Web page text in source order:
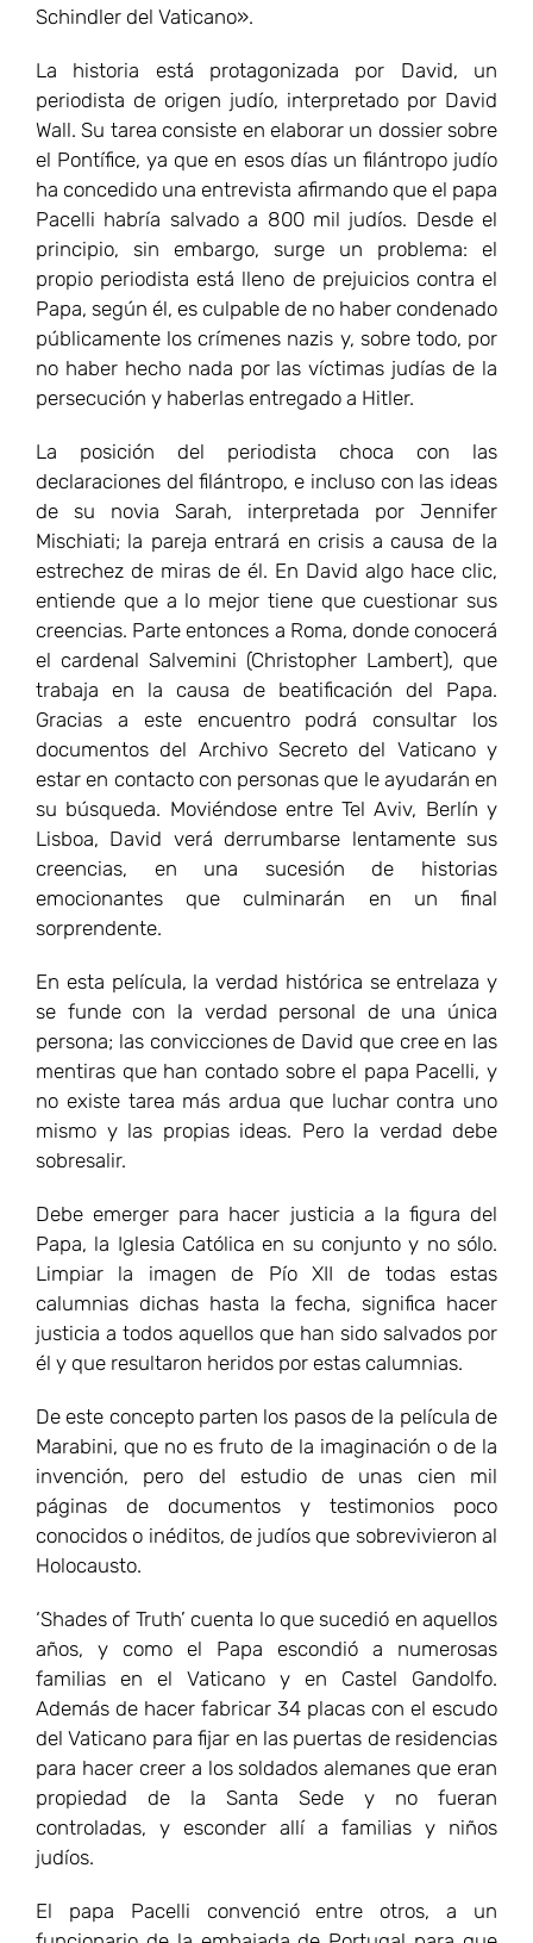
Schindler del Vaticano».
La historia está protagonizada por David, un
periodista de origen judío, interpretado por David
Wall. Su tarea consiste en elaborar un dossier sobre
el Pontífice, ya que en esos días un filántropo judío
ha concedido una entrevista afirmando que el papa
Pacelli habría salvado a 800 mil judíos. Desde el
principio, sin embargo, surge un problema: el
propio periodista está lleno de prejuicios contra el
Papa, según él, es culpable de no haber condenado
públicamente los crímenes nazis y, sobre todo, por
no haber hecho nada por las víctimas judías de la
persecución y haberlas entregado a Hitler.
La posición del periodista choca con las
declaraciones del filántropo, e incluso con las ideas
de su novia Sarah, interpretada por Jennifer
Mischiati; la pareja entrará en crisis a causa de la
estrechez de miras de él. En David algo hace clic,
entiende que a lo mejor tiene que cuestionar sus
creencias. Parte entonces a Roma, donde conocerá
el cardenal Salvemini (Christopher Lambert), que
trabaja en la causa de beatificación del Papa.
Gracias a este encuentro podrá consultar los
documentos del Archivo Secreto del Vaticano y
estar en contacto con personas que le ayudarán en
su búsqueda. Moviéndose entre Tel Aviv, Berlín y
Lisboa, David verá derrumbarse lentamente sus
creencias, en una sucesión de historias
emocionantes que culminarán en un final
sorprendente.
En esta película, la verdad histórica se entrelaza y
se funde con la verdad personal de una única
persona; las convicciones de David que cree en las
mentiras que han contado sobre el papa Pacelli, y
no existe tarea más ardua que luchar contra uno
mismo y las propias ideas. Pero la verdad debe
sobresalir.
Debe emerger para hacer justicia a la figura del
Papa, la Iglesia Católica en su conjunto y no sólo.
Limpiar la imagen de Pío XII de todas estas
calumnias dichas hasta la fecha, significa hacer
justicia a todos aquellos que han sido salvados por
él y que resultaron heridos por estas calumnias.
De este concepto parten los pasos de la película de
Marabini, que no es fruto de la imaginación o de la
invención, pero del estudio de unas cien mil
páginas de documentos y testimonios poco
conocidos o inéditos, de judíos que sobrevivieron al
Holocausto.
‘Shades of Truth’ cuenta lo que sucedió en aquellos
años, y como el Papa escondió a numerosas
familias en el Vaticano y en Castel Gandolfo.
Además de hacer fabricar 34 placas con el escudo
del Vaticano para fijar en las puertas de residencias
para hacer creer a los soldados alemanes que eran
propiedad de la Santa Sede y no fueran
controladas, y esconder allí a familias y niños
judíos.
El papa Pacelli convenció entre otros, a un